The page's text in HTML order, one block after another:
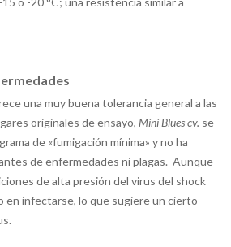
una muy buena tolerancia general a las
originales de ensayo, Mini Blues cv. se
de «fumigación mínima» y no ha
de enfermedades ni plagas. Aunque
de alta presión del virus del shock
en infectarse, lo que sugiere un cierto